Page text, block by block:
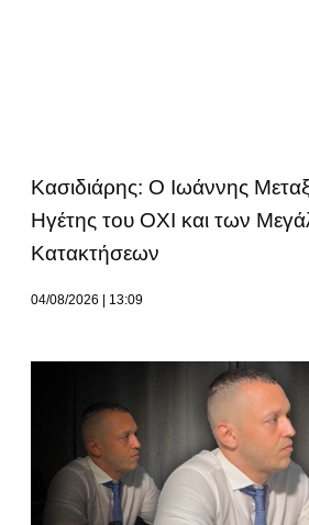
Κασιδιάρης: Ο Ιωάννης
Ηγέτης του ΟΧΙ και των
Κατακτήσεων
04/08/2026 13:09